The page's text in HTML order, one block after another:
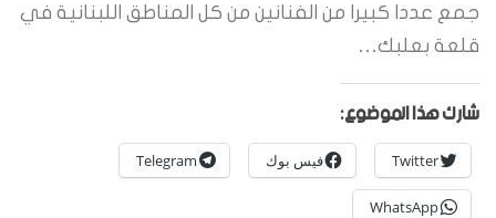
جمع عددا كبيرا من الفنانين من كل المناطق اللبنانية في
قلعة بعلبك…
شارك هذا الموضوع:
Twitter فيس بوك Telegram
WhatsApp